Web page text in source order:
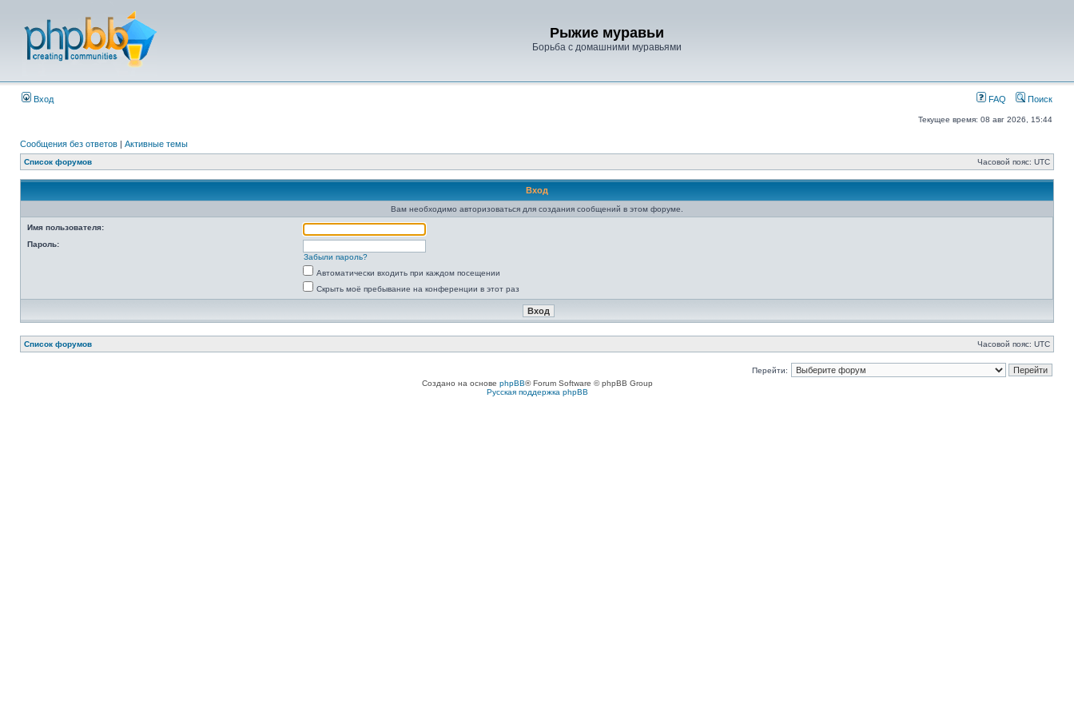
Рыжие муравьи
Борьба с домашними муравьями
Вход FAQ Поиск
Текущее время: 08 авг 2026, 15:44
Сообщения без ответов | Активные темы
Список форумов Часовой пояс: UTC
Вход
Вам необходимо авторизоваться для создания сообщений в этом форуме.
Имя пользователя:
Пароль:
Забыли пароль?
Автоматически входить при каждом посещении
Скрыть моё пребывание на конференции в этот раз
Список форумов Часовой пояс: UTC
Перейти:
Создано на основе phpBB® Forum Software © phpBB Group
Русская поддержка phpBB